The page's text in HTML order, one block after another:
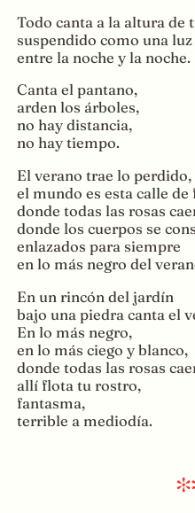
Todo canta a la altura de
suspendido como una
entre la noche y la noche.
Canta el pantano,
arden los árboles,
no hay distancia,
no hay tiempo.
El verano trae lo perdido,
el mundo es esta calle de
donde todas las rosas
donde los cuerpos se
enlazados para siempre
en lo más negro del
En un rincón del jardín
bajo una piedra canta el
En lo más negro,
en lo más ciego y blanco,
donde todas las rosas
allí flota tu rostro,
fantasma,
terrible a mediodía.